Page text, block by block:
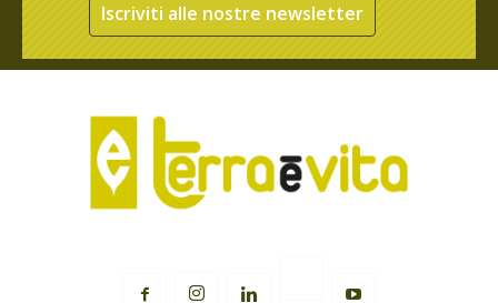
Iscriviti alle nostre newsletter